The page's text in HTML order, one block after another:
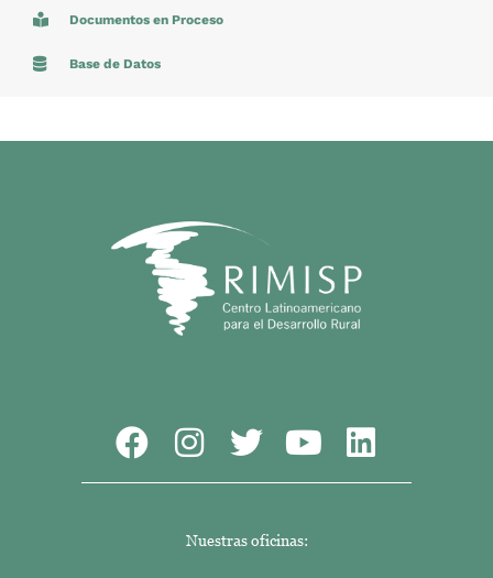
Documentos en Proceso
Base de Datos
Nuestras oficinas: